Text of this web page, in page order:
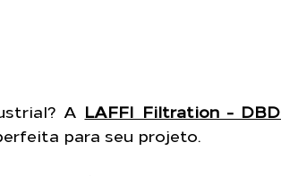
A LAFFI Filtration - DBD
para seu projeto.